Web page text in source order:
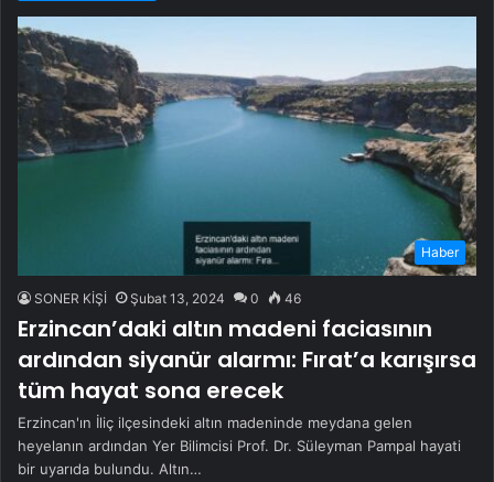
Haber
SONER KİŞİ Şubat 13, 2024 0 46
Erzincan’daki altın madeni faciasının
ardından siyanür alarmı: Fırat’a karışırsa
tüm hayat sona erecek
Erzincan'ın İliç ilçesindeki altın madeninde meydana gelen
heyelanın ardından Yer Bilimcisi Prof. Dr. Süleyman Pampal hayati
bir uyarıda bulundu. Altın…